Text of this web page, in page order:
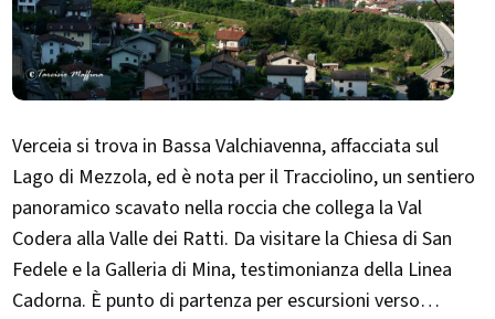
Verceia si trova in Bassa Valchiavenna, affacciata sul
Lago di Mezzola, ed è nota per il Tracciolino, un sentiero
panoramico scavato nella roccia che collega la Val
Codera alla Valle dei Ratti. Da visitare la Chiesa di San
Fedele e la Galleria di Mina, testimonianza della Linea
Cadorna. È punto di partenza per escursioni verso